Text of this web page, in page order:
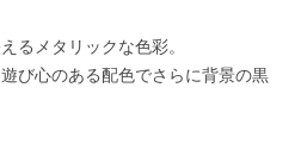
るメタリックな色彩。
び心のある配色でさらに背景の黒